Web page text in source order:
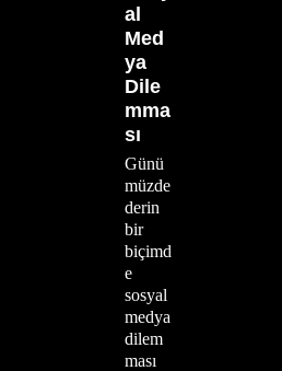
al
Med
ya
Dile
mma
sı
Günü
müzde
derin
bir
biçimd
e
sosyal
medya
dilem
ması